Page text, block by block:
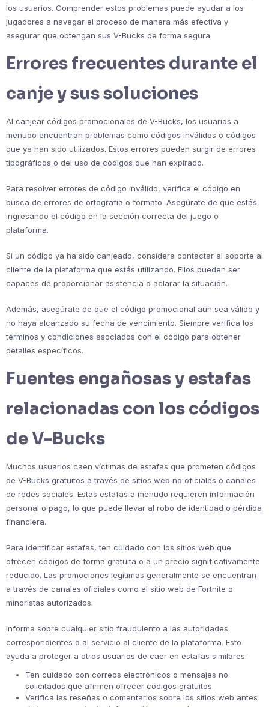
los usuarios. Comprender estos problemas puede ayudar a los
jugadores a navegar el proceso de manera más efectiva y
asegurar que obtengan sus V-Bucks de forma segura.
Errores frecuentes durante el
canje y sus soluciones
Al canjear códigos promocionales de V-Bucks, los usuarios a
menudo encuentran problemas como códigos inválidos o códigos
que ya han sido utilizados. Estos errores pueden surgir de errores
tipográficos o del uso de códigos que han expirado.
Para resolver errores de código inválido, verifica el código en
busca de errores de ortografía o formato. Asegúrate de que estás
ingresando el código en la sección correcta del juego o
plataforma.
Si un código ya ha sido canjeado, considera contactar al soporte al
cliente de la plataforma que estás utilizando. Ellos pueden ser
capaces de proporcionar asistencia o aclarar la situación.
Además, asegúrate de que el código promocional aún sea válido y
no haya alcanzado su fecha de vencimiento. Siempre verifica los
términos y condiciones asociados con el código para obtener
detalles específicos.
Fuentes engañosas y estafas
relacionadas con los códigos
de V-Bucks
Muchos usuarios caen víctimas de estafas que prometen códigos
de V-Bucks gratuitos a través de sitios web no oficiales o canales
de redes sociales. Estas estafas a menudo requieren información
personal o pago, lo que puede llevar al robo de identidad o pérdida
financiera.
Para identificar estafas, ten cuidado con los sitios web que
ofrecen códigos de forma gratuita o a un precio significativamente
reducido. Las promociones legítimas generalmente se encuentran
a través de canales oficiales como el sitio web de Fortnite o
minoristas autorizados.
Informa sobre cualquier sitio fraudulento a las autoridades
correspondientes o al servicio al cliente de la plataforma. Esto
ayuda a proteger a otros usuarios de caer en estafas similares.
Ten cuidado con correos electrónicos o mensajes no
solicitados que afirmen ofrecer códigos gratuitos.
Verifica las reseñas o comentarios sobre los sitios web antes